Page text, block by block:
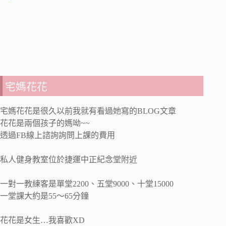
宅媽花花
宅媽花花是很久以前我就有看過她寫的BLOG文章
花花是兩個孩子的媽呦~~
透過FB線上諮詢詢問上課的費用
私人健身教室位於捷運中正紀念堂附近
一對一教練客是單堂2200、五堂9000、十堂15000
一堂課大約是55～65分鐘
花花是女生…我喜歡XD